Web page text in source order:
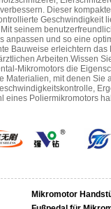
Dieser
Geschwindigkeit
seinem
anpassen und so eine
Bauweise erleichtern
Arbeiten.Wissen
Mikromotors die
mit denen Sie
eines Poliermikromotors
Mikromotor